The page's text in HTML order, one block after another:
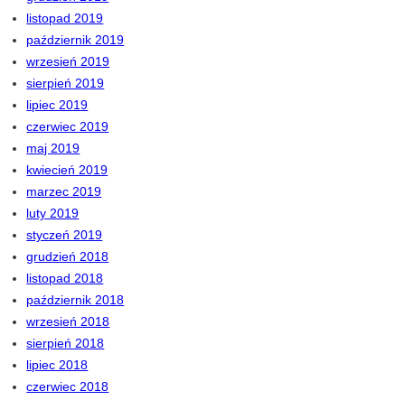
listopad 2019
październik 2019
wrzesień 2019
sierpień 2019
lipiec 2019
czerwiec 2019
maj 2019
kwiecień 2019
marzec 2019
luty 2019
styczeń 2019
grudzień 2018
listopad 2018
październik 2018
wrzesień 2018
sierpień 2018
lipiec 2018
czerwiec 2018